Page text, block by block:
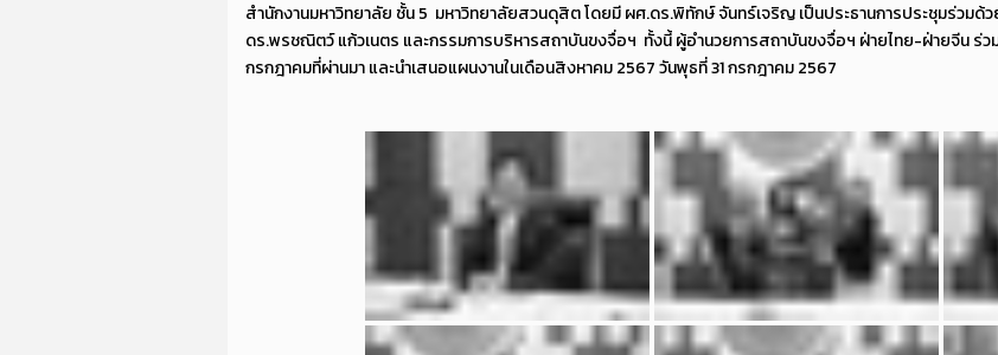
สำนักงานมหาวิทยาลัย ชั้น 5 มหาวิทยาลัยสวนดุสิต โดยมี ผศ.ดร.พิทักษ์ จันทร์เจริญ เป็นประธานการประชุมร่วมด้
ดร.พรชณิตว์ แก้วเนตร และกรรมการบริหารสถาบันขงจื่อฯ ทั้งนี้ ผู้อำนวยการสถาบันขงจื่อฯ ฝ่ายไทย-ฝ่ายจีน ร่ว
กรกฎาคมที่ผ่านมา และนำเสนอแผนงานในเดือนสิงหาคม 2567 วันพุธที่ 31 กรกฎาคม 2567